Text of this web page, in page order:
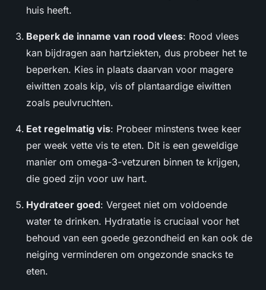
huis heeft.
Beperk de inname van rood vlees: Rood vlees
kan bijdragen aan hartziekten, dus probeer het te
beperken. Kies in plaats daarvan voor magere
eiwitten zoals kip, vis of plantaardige eiwitten
zoals peulvruchten.
Eet regelmatig vis: Probeer minstens twee keer
per week vette vis te eten. Dit is een geweldige
manier om omega-3-vetzuren binnen te krijgen,
die goed zijn voor uw hart.
Hydrateer goed: Vergeet niet om voldoende
water te drinken. Hydratatie is cruciaal voor het
behoud van een goede gezondheid en kan ook de
neiging verminderen om ongezonde snacks te
eten.